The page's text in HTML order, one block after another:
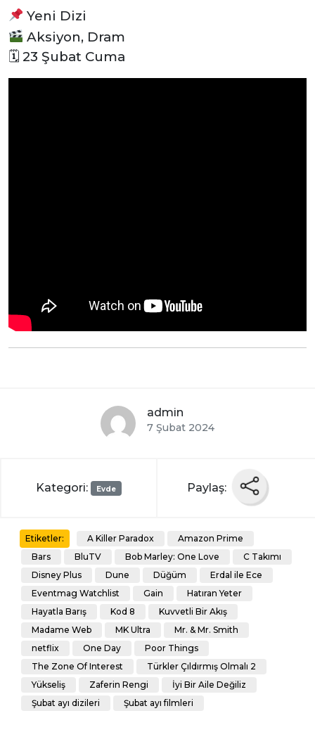
Yeni Dizi
Aksiyon, Dram
🗓 23 Şubat Cuma
admin
7 Şubat 2024
Kategori: Evde Paylaş:
Etiketler: A Killer Paradox
Amazon Prime
Bars
BluTV Bob Marley: One Love
C Takımı
Disney Plus
Dune Düğüm
Erdal ile Ece
Eventmag Watchlist
Gain
Hatıran Yeter
Hayatla Barış
Kod 8
Kuvvetli Bir Akış
Madame Web
MK Ultra
Mr. & Mr. Smith
netflix
One Day
Poor Things
The Zone Of Interest
Türkler Çıldırmış Olmalı 2
Yükseliş
Zaferin Rengi
İyi Bir Aile Değiliz
Şubat ayı dizileri
Şubat ayı filmleri